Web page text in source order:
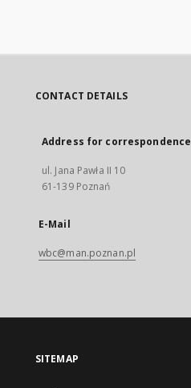
CONTACT DETAILS
Address for correspondence
ul. Jana Pawła II 10
61-139 Poznań
E-Mail
wbc@man.poznan.pl
SITEMAP